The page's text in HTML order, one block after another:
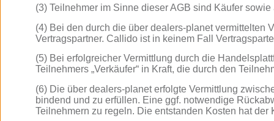
(3) Teilnehmer im Sinne dieser AGB sind Käufer
(4) Bei den durch die über dealers-planet vermittelten
Vertragspartner. Callido ist in keinem Fall
(5) Bei erfolgreicher Vermittlung durch die
Teilnehmers „Verkäufer“ in Kraft, die durch den
(6) Die über dealers-planet erfolgte Vermittlung
bindend und zu erfüllen. Eine ggf. notwendige
Teilnehmern zu regeln. Die entstanden Kosten hat der